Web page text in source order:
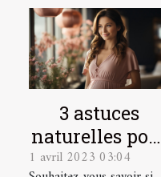
3 astuces
naturelles pour
détecter une
1 avril 2023 03:04